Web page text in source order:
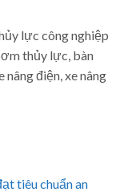
lực công nghiệp
thủy lực, bàn
nâng điện, xe nâng
tiêu chuẩn an